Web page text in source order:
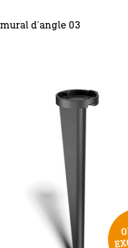
d'angle 03